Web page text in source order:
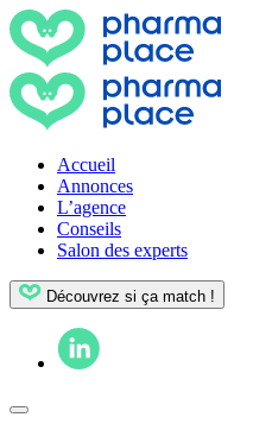
Accueil
Annonces
L’agence
Conseils
Salon des experts
Découvrez si ça match !